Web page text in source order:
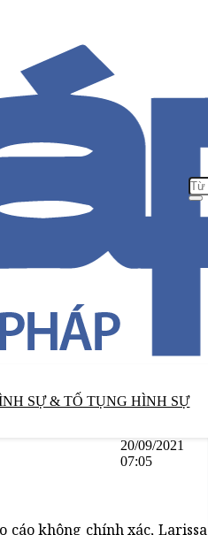
SỰ & TỐ TỤNG HÌNH SỰ
20/09/2021
07:05
cáo không chính xác, Larissa